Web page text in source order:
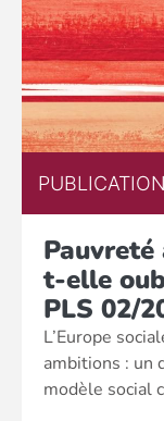
PUBLICATION
Pauvreté
t-elle
PLS 02/
L’Europe
ambitions : un
modèle social